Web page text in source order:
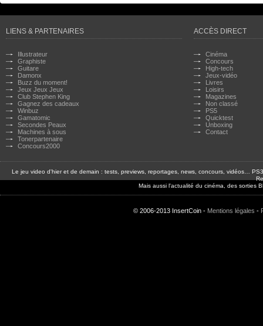
LIENS & PARTENAIRES
Illustrateur
Graphiste
Guitare
Damonx
Buzz du moment!
Jeux Jeux Jeux
Club Stephen King
Gagnez des cadeaux
Winbuz
Gamatomic
Secondes Peaux
Machines à sous
Tonerpartenaire
Concours2000
ACCÈS DIRECT
Cinéma
Concours
High-tech
Jeux-vidéo
Livres
Loisirs
Magazines
Non classé
PS5
Quicktest
Unboxing
Contact
Le jeu video d'hier et de demain : tests, previews, reportages, news, concours, vidéos…
Mais aussi l'actualité du cinéma, des sorties
© 2006-2013 InsertCoin - Mentions légales -